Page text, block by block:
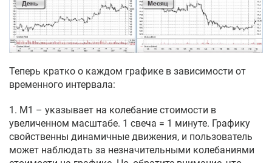
Теперь кратко о каждом графике в зависимости от
временного интервала:
1. М1 – указывает на колебание стоимости в
увеличенном масштабе. 1 свеча = 1 минуте. Графику
свойственны динамичные движения, и пользователь
может наблюдать за незначительными колебаниями